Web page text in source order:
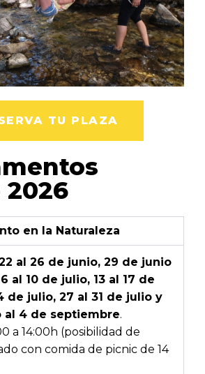
TU PLAZA
en la Naturaleza
al 26 de junio, 29 de junio
al 10 de julio, 13 al 17 de
de julio, 27 al 31 de julio y
al 4 de septiembre.
a 14:00h (posibilidad de
con comida de picnic de 14